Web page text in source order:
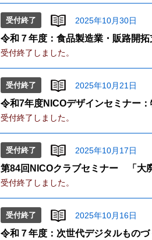
受付終了 2025年10月30日
令和７年度：食品製造業・販路開
受付終了しました。
受付終了 2025年10月21日
令和7年度NICOデザインセミナー
受付終了しました。
受付終了 2025年10月17日
第84回NICOクラブセミナー 「大
受付終了しました。
受付終了 2025年10月16日
令和７年度：次世代デジタルもの